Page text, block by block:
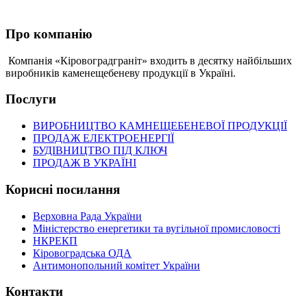
Про компанію
Компанія «Кіровоградграніт» входить в десятку найбільших
виробників каменещебеневу продукції в Україні.
Послуги
ВИРОБНИЦТВО КАМНЕЩЕБЕНЕВОЇ ПРОДУКЦІЇ
ПРОДАЖ ЕЛЕКТРОЕНЕРГІЇ
БУДІВНИЦТВО ПІД КЛЮЧ
ПРОДАЖ В УКРАЇНІ
Корисні посилання
Верховна Рада України
Міністерство енергетики та вугільної промисловості
НКРЕКП
Кіровоградська ОДА
Антимонопольний комітет України
Контакти